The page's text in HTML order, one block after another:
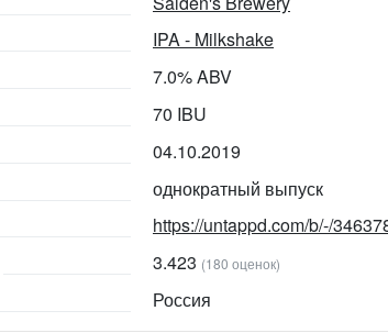
IPA - Milkshake
7.0% ABV
70 IBU
04.10.2019
однократный выпуск
https://untappd.com/b/-/
3.423 (180 оценок)
Россия